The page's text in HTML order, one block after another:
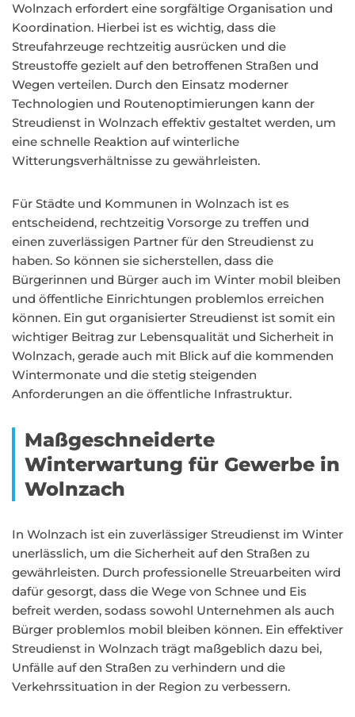
Wolnzach erfordert eine sorgfältige Organisation und
Koordination. Hierbei ist es wichtig, dass die
Streufahrzeuge rechtzeitig ausrücken und die
Streustoffe gezielt auf den betroffenen Straßen und
Wegen verteilen. Durch den Einsatz moderner
Technologien und Routenoptimierungen kann der
Streudienst in Wolnzach effektiv gestaltet werden, um
eine schnelle Reaktion auf winterliche
Witterungsverhältnisse zu gewährleisten.
Für Städte und Kommunen in Wolnzach ist es
entscheidend, rechtzeitig Vorsorge zu treffen und
einen zuverlässigen Partner für den Streudienst zu
haben. So können sie sicherstellen, dass die
Bürgerinnen und Bürger auch im Winter mobil bleiben
und öffentliche Einrichtungen problemlos erreichen
können. Ein gut organisierter Streudienst ist somit ein
wichtiger Beitrag zur Lebensqualität und Sicherheit in
Wolnzach, gerade auch mit Blick auf die kommenden
Wintermonate und die stetig steigenden
Anforderungen an die öffentliche Infrastruktur.
Maßgeschneiderte
Winterwartung für Gewerbe in
Wolnzach
In Wolnzach ist ein zuverlässiger Streudienst im Winter
unerlässlich, um die Sicherheit auf den Straßen zu
gewährleisten. Durch professionelle Streuarbeiten wird
dafür gesorgt, dass die Wege von Schnee und Eis
befreit werden, sodass sowohl Unternehmen als auch
Bürger problemlos mobil bleiben können. Ein effektiver
Streudienst in Wolnzach trägt maßgeblich dazu bei,
Unfälle auf den Straßen zu verhindern und die
Verkehrssituation in der Region zu verbessern.